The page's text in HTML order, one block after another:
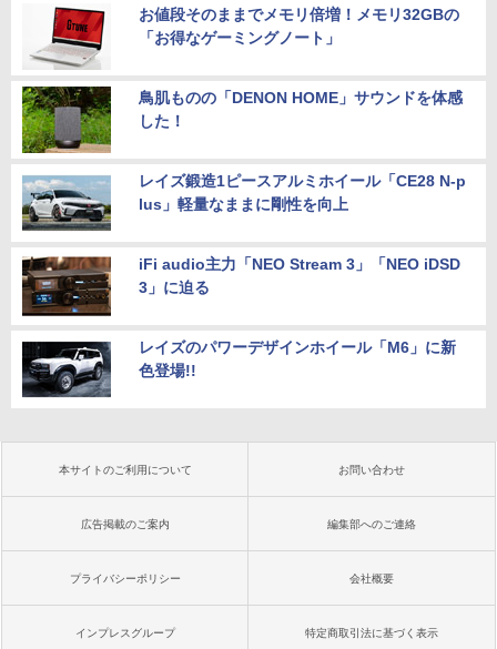
お値段そのままでメモリ倍増！メモリ32GBの
「お得なゲーミングノート」
鳥肌ものの「DENON HOME」サウンドを体感
した！
レイズ鍛造1ピースアルミホイール「CE28 N-p
lus」軽量なままに剛性を向上
iFi audio主力「NEO Stream 3」「NEO iDSD
3」に迫る
レイズのパワーデザインホイール「M6」に新
色登場!!
本サイトのご利用について お問い合わせ
広告掲載のご案内 編集部へのご連絡
プライバシーポリシー 会社概要
インプレスグループ 特定商取引法に基づく表示